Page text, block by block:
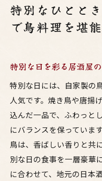
特別なひとと
で鳥料理を堪能
特別な日を彩る居酒屋
特別な日には、自家製の
人気です。焼き鳥や唐揚
込んだ一品で、ふわっと
にバランスを保っていま
鳥は、香ばしい香りと共
別な日の食事を一層豪華
に合わせて、地元の日本